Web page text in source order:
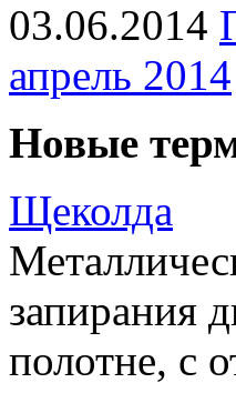
03.06.2014
апрель 2014
Новые
Щеколда
запирания
полотне, с